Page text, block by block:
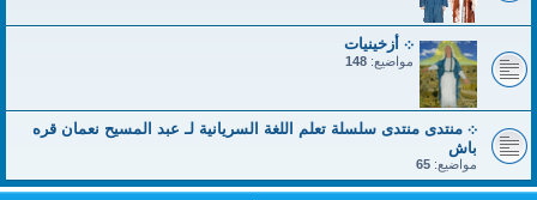
܀ أزخينيات
مواضيع: 148
܀ منتدى منتدى سلسلة تعلم اللغة السريانية لـ عبد المسيح نعمان قره
باش
مواضيع: 65